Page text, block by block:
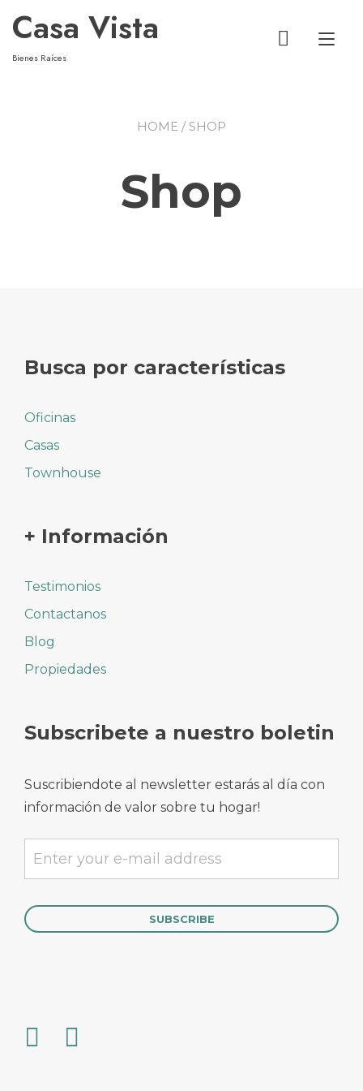
Casa Vista
Bienes Raíces
HOME / SHOP
Shop
Busca por características
Oficinas
Casas
Townhouse
+ Información
Testimonios
Contactanos
Blog
Propiedades
Subscribete a nuestro boletin
Suscribiendote al newsletter estarás al día con
información de valor sobre tu hogar!